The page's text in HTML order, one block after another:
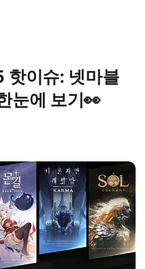
핫이슈: 넷마블
눈에 보기👀